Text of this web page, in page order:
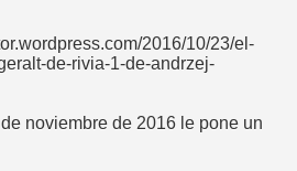
2016/10/23/el-
de-rivia-1-de-andrzej-
noviembre de 2016 le pone un